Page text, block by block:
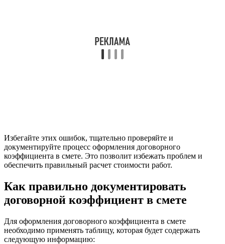
Избегайте этих ошибок, тщательно проверяйте и
документируйте процесс оформления договорного
коэффициента в смете. Это позволит избежать проблем и
обеспечить правильный расчет стоимости работ.
Как правильно документировать
договорной коэффициент в смете
Для оформления договорного коэффициента в смете
необходимо применять таблицу, которая будет содержать
следующую информацию: